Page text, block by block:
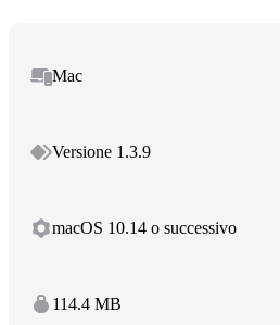
Mac
Versione 1.3.9
macOS 10.14 o successivo
114.4 MB